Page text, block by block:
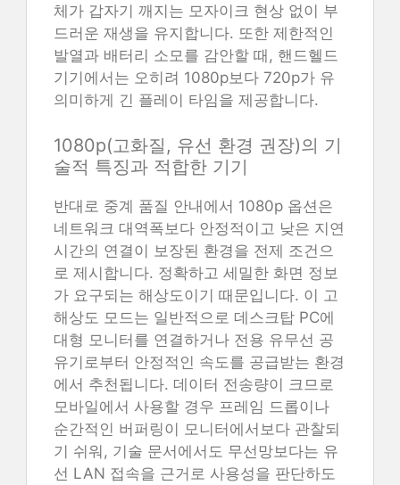
체가 갑자기 깨지는 모자이크 현상 없이 부
드러운 재생을 유지합니다. 또한 제한적인
발열과 배터리 소모를 감안할 때, 핸드헬드
기기에서는 오히려 1080p보다 720p가 유
의미하게 긴 플레이 타임을 제공합니다.
1080p(고화질, 유선 환경 권장)의 기
술적 특징과 적합한 기기
반대로 중계 품질 안내에서 1080p 옵션은
네트워크 대역폭보다 안정적이고 낮은 지연
시간의 연결이 보장된 환경을 전제 조건으
로 제시합니다. 정확하고 세밀한 화면 정보
가 요구되는 해상도이기 때문입니다. 이 고
해상도 모드는 일반적으로 데스크탑 PC에
대형 모니터를 연결하거나 전용 유무선 공
유기로부터 안정적인 속도를 공급받는 환경
에서 추천됩니다. 데이터 전송량이 크므로
모바일에서 사용할 경우 프레임 드롭이나
순간적인 버퍼링이 모니터에서보다 관찰되
기 쉬워, 기술 문서에서도 무선망보다는 유
선 LAN 접속을 근거로 사용성을 판단하도